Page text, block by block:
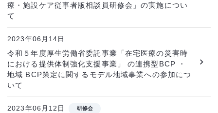
療・施設ケア従事者版相談員研修会」の実施につい
て
2023年06月14日
令和５年度厚生労働省委託事業「在宅医療の災害時
における提供体制強化支援事業」 の連携型BCP ・
地域 BCP策定に関するモデル地域事業への参加につ
いて
2023年06月12日 研修会